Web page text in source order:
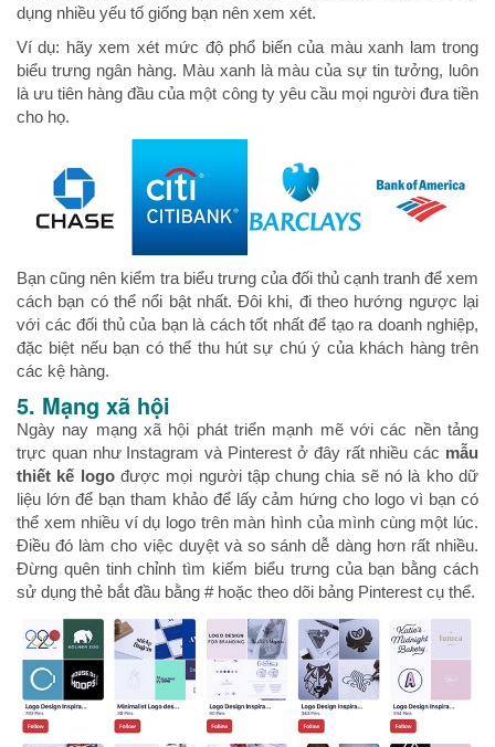
dụng nhiều yếu tố giống bạn nên xem xét.
Ví dụ: hãy xem xét mức độ phổ biến của màu xanh lam trong
biểu trưng ngân hàng. Màu xanh là màu của sự tin tưởng, luôn
là ưu tiên hàng đầu của một công ty yêu cầu mọi người đưa tiền
cho họ.
Bạn cũng nên kiểm tra biểu trưng của đối thủ cạnh tranh để xem
cách bạn có thể nổi bật nhất. Đôi khi, đi theo hướng ngược lại
với các đối thủ của bạn là cách tốt nhất để tạo ra doanh nghiệp,
đặc biệt nếu bạn có thể thu hút sự chú ý của khách hàng trên
các kệ hàng.
5. Mạng xã hội
Ngày nay mạng xã hội phát triển mạnh mẽ với các nền tảng
trực quan như Instagram và Pinterest ở đây rất nhiều các mẫu
thiết kế logođược mọi người tập chung chia sẽ nó là kho dữ
liệu lớn để bạn tham khảo để lấy cảm hứng cho logo vì bạn có
thể xem nhiều ví dụ logo trên màn hình của mình cùng một lúc.
Điều đó làm cho việc duyệt và so sánh dễ dàng hơn rất nhiều.
Đừng quên tinh chỉnh tìm kiếm biểu trưng của bạn bằng cách
sử dụng thẻ bắt đầu bằng # hoặc theo dõi bảng Pinterest cụ thể.